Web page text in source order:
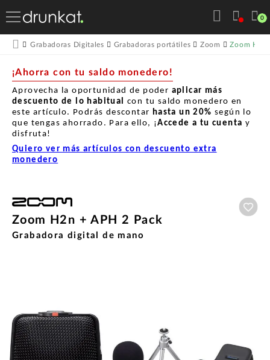
0
Grabadoras Digitales Grabadoras portátiles Zoom Zoom H2n
¡Ahorra con tu saldo monedero!
Aprovecha la oportunidad de poder aplicar más
descuento de lo habitual con tu saldo monedero en
este artículo. Podrás descontar hasta un 20% según lo
que tengas ahorrado. Para ello, ¡Accede a tu cuenta y
disfruta!
Quiero ver más artículos con descuento extra
monedero
Zoom H2n + APH 2 Pack
Grabadora digital de mano